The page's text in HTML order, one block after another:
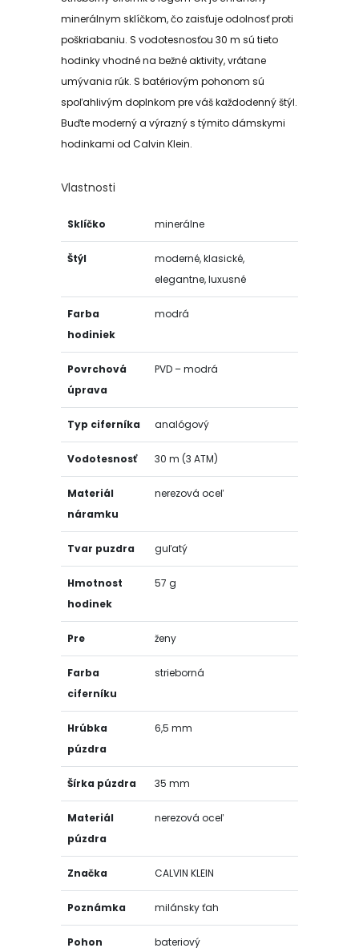
minerálnym sklíčkom, čo zaisťuje odolnosť proti
poškriabaniu. S vodotesnosťou 30 m sú tieto
hodinky vhodné na bežné aktivity, vrátane
umývania rúk. S batériovým pohonom sú
spoľahlivým doplnkom pre váš každodenný štýl.
Buďte moderný a výrazný s týmito dámskymi
hodinkami od Calvin Klein.
Vlastnosti
Sklíčko minerálne
Štýl
moderné, klasické,
elegantne, luxusné
Farba
hodiniek
modrá
Povrchová
úprava
PVD – modrá
Typ ciferníka analógový
Vodotesnosť 30 m (3 ATM)
Materiál
náramku
nerezová oceľ
Tvar puzdra guľatý
Hmotnost
hodinek
57 g
Pre ženy
Farba
ciferníku
strieborná
Hrúbka
púzdra
6,5 mm
Šírka púzdra 35 mm
Materiál
púzdra
nerezová oceľ
Značka CALVIN KLEIN
Poznámka milánsky ťah
Pohon bateriový